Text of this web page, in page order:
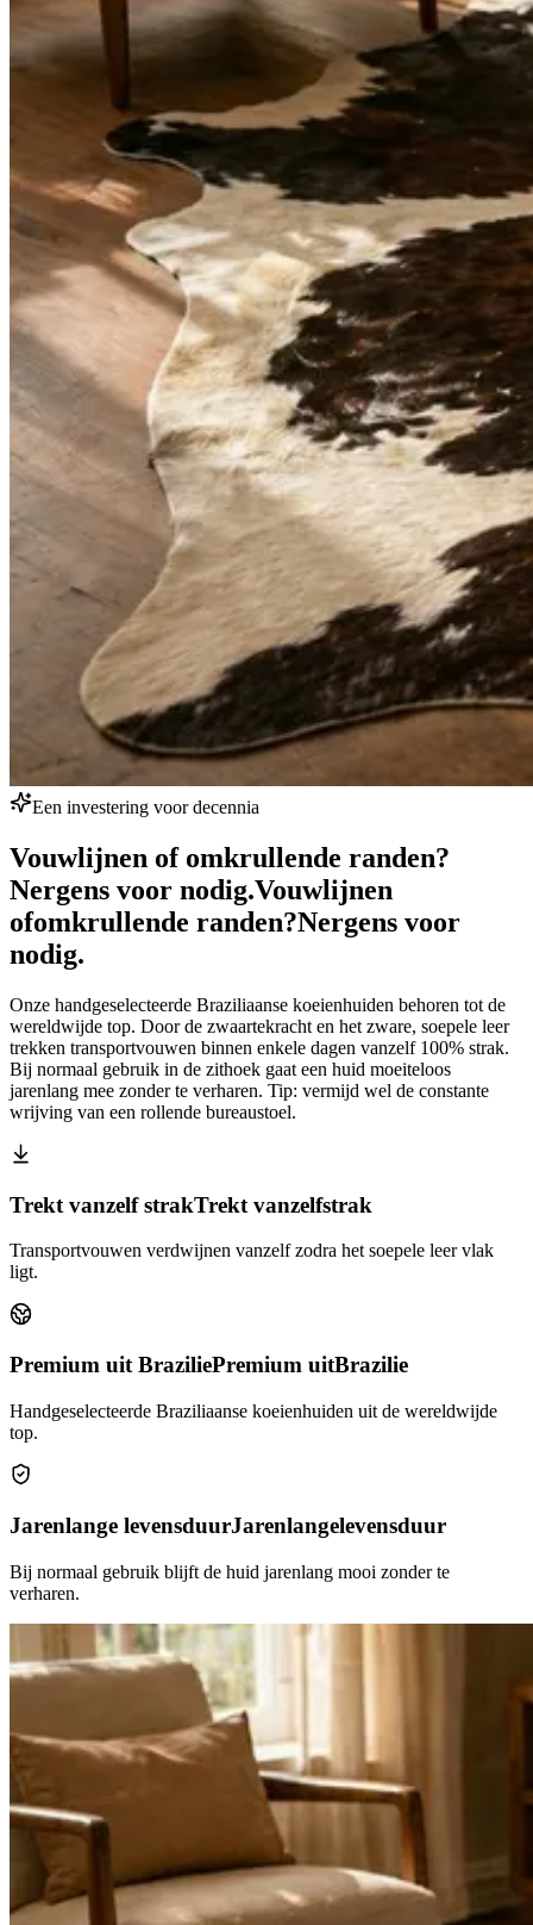
Een investering voor decennia
Vouwlijnen of omkrullende randen?
Nergens voor nodig.Vouwlijnen
ofomkrullende randen?Nergens voor
nodig.
Onze handgeselecteerde Braziliaanse koeienhuiden behoren tot de
wereldwijde top. Door de zwaartekracht en het zware, soepele leer
trekken transportvouwen binnen enkele dagen vanzelf 100% strak.
Bij normaal gebruik in de zithoek gaat een huid moeiteloos
jarenlang mee zonder te verharen. Tip: vermijd wel de constante
wrijving van een rollende bureaustoel.
Trekt vanzelf strakTrekt vanzelfstrak
Transportvouwen verdwijnen vanzelf zodra het soepele leer vlak
ligt.
Premium uit BraziliePremium uitBrazilie
Handgeselecteerde Braziliaanse koeienhuiden uit de wereldwijde
top.
Jarenlange levensduurJarenlangelevensduur
Bij normaal gebruik blijft de huid jarenlang mooi zonder te
verharen.